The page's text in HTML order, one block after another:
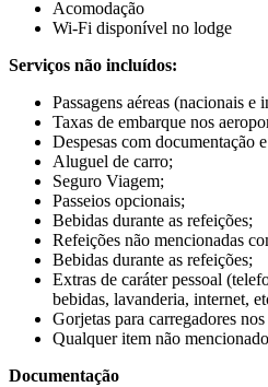
Acomodação
Wi-Fi disponível no lodge
Serviços não incluídos:
Passagens aéreas (nacionais e
Taxas de embarque nos
Despesas com documentação
Aluguel de carro;
Seguro Viagem;
Passeios opcionais;
Bebidas durante as refeições;
Refeições não mencionadas
Bebidas durante as refeições;
Extras de caráter pessoal
bebidas, lavanderia, internet,
Gorjetas para carregadores
Qualquer item não
Documentação